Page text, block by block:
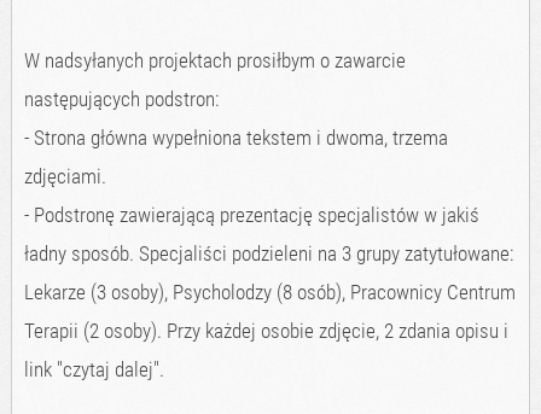
W nadsyłanych projektach prosiłbym o zawarcie
następujących podstron:
- Strona główna wypełniona tekstem i dwoma, trzema
zdjęciami.
- Podstronę zawierającą prezentację specjalistów w jakiś
ładny sposób. Specjaliści podzieleni na 3 grupy zatytułowane:
Lekarze (3 osoby), Psycholodzy (8 osób), Pracownicy Centrum
Terapii (2 osoby). Przy każdej osobie zdjęcie, 2 zdania opisu i
link "czytaj dalej".